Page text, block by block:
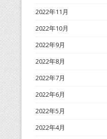
2022年11月
2022年10月
2022年9月
2022年8月
2022年7月
2022年6月
2022年5月
2022年4月